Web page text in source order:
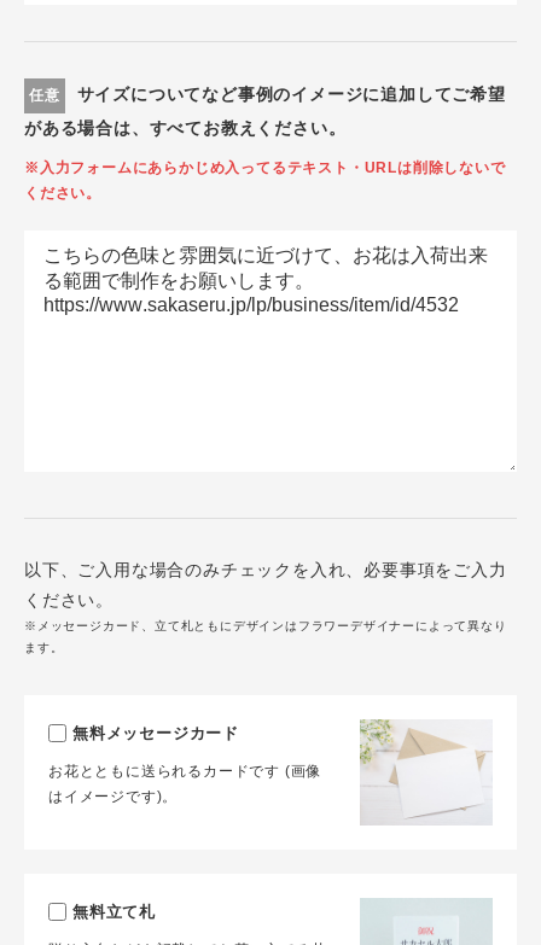
任意
サイズについてなど事例のイメージに追加してご希望
がある場合は、すべてお教えください。
※入力フォームにあらかじめ入ってるテキスト・URLは削除しないで
ください。
以下、ご入用な場合のみチェックを入れ、必要事項をご入力
ください。
※メッセージカード、立て札ともにデザインはフラワーデザイナーによって異なり
ます。
無料メッセージカード
お花とともに送られるカードです (画像
はイメージです)。
無料立て札